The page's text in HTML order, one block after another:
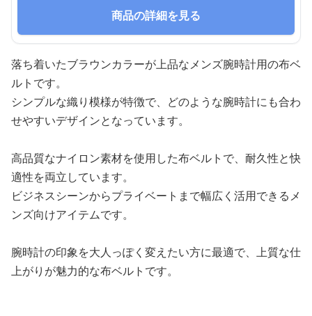
商品の詳細を見る
落ち着いたブラウンカラーが上品なメンズ腕時計用の布ベ
ルトです。
シンプルな織り模様が特徴で、どのような腕時計にも合わ
せやすいデザインとなっています。
高品質なナイロン素材を使用した布ベルトで、耐久性と快
適性を両立しています。
ビジネスシーンからプライベートまで幅広く活用できるメ
ンズ向けアイテムです。
腕時計の印象を大人っぽく変えたい方に最適で、上質な仕
上がりが魅力的な布ベルトです。